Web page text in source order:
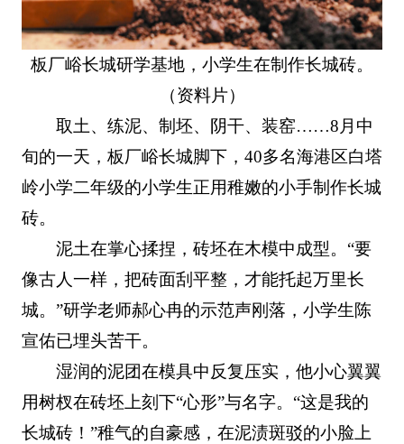
板厂峪长城研学基地，小学生在制作长城砖。
（资料片）
取土、练泥、制坯、阴干、装窑……8月中
旬的一天，板厂峪长城脚下，40多名海港区白塔
岭小学二年级的小学生正用稚嫩的小手制作长城
砖。
泥土在掌心揉捏，砖坯在木模中成型。“要
像古人一样，把砖面刮平整，才能托起万里长
城。”研学老师郝心冉的示范声刚落，小学生陈
宣佑已埋头苦干。
湿润的泥团在模具中反复压实，他小心翼翼
用树杈在砖坯上刻下“心形”与名字。“这是我的
长城砖！”稚气的自豪感，在泥渍斑驳的小脸上